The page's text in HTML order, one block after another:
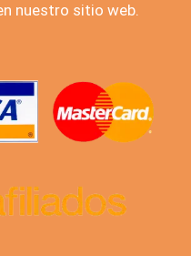
nuestro sitio web.